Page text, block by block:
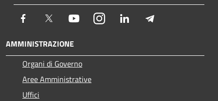
Facebook Twitter YoutubeInstagram LinkedIn
AMMINISTRAZIONE
Organi di Governo
Aree Amministrative
Uffici